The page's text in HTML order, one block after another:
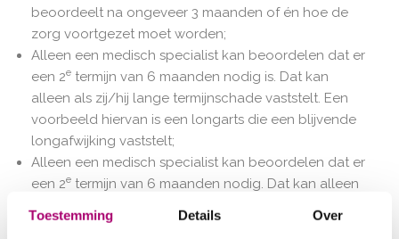
Toestemming Details Over
beoordeelt na ongeveer 3 maanden of én hoe de
zorg voortgezet moet worden;
Alleen een medisch specialist kan beoordelen dat er
een 2e termijn van 6 maanden nodig is. Dat kan
alleen als zij/hij lange termijnschade vaststelt. Een
voorbeeld hiervan is een longarts die een blijvende
longafwijking vaststelt;
Alleen een medisch specialist kan beoordelen dat er
een 2e termijn van 6 maanden nodig. Dat kan alleen
voorbeeld hiervan is een longarts die een blijvende